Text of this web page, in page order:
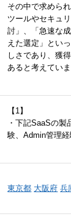
その中で求めら
ツールやセキュ
討」、「急速な
えた選定」とい
しさであり、獲
あると考えていま
【1】
・下記SaaSの
験、Admin管理
東京都 大阪府 兵